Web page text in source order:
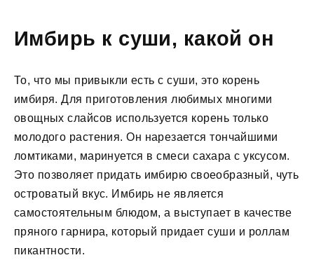
Имбирь к суши, какой он
То, что мы привыкли есть с суши, это корень
имбиря. Для приготовления любимых многими
овощных слайсов используется корень только
молодого растения. Он нарезается тончайшими
ломтиками, маринуется в смеси сахара с уксусом.
Это позволяет придать имбирю своеобразный, чуть
островатый вкус. Имбирь не является
самостоятельным блюдом, а выступает в качестве
пряного гарнира, который придает суши и роллам
пикантности.